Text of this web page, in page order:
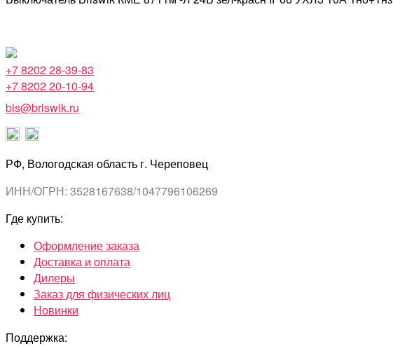
+7 8202 28-39-83
+7 8202 20-10-94
bis@briswik.ru
РФ, Вологодская область г. Череповец
ИНН/ОГРН: 3528167638/1047796106269
Где купить:
Оформление заказа
Доставка и оплата
Дилеры
Заказ для физических лиц
Новинки
Поддержка: